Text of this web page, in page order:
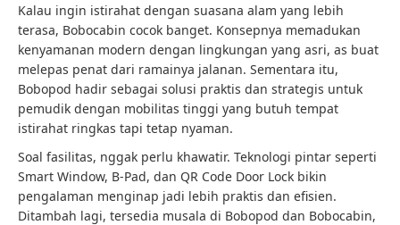
Kalau ingin istirahat dengan suasana alam yang lebih
terasa, Bobocabin cocok banget. Konsepnya memadukan
kenyamanan modern dengan lingkungan yang asri, as buat
melepas penat dari ramainya jalanan. Sementara itu,
Bobopod hadir sebagai solusi praktis dan strategis untuk
pemudik dengan mobilitas tinggi yang butuh tempat
istirahat ringkas tapi tetap nyaman.
Soal fasilitas, nggak perlu khawatir. Teknologi pintar seperti
Smart Window, B-Pad, dan QR Code Door Lock bikin
pengalaman menginap jadi lebih praktis dan efisien.
Ditambah lagi, tersedia musala di Bobopod dan Bobocabin,